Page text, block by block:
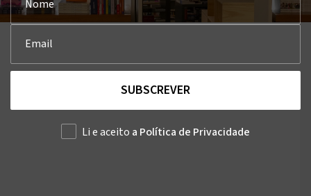
SUBSCREVER
Li e aceito a Política de Privacidade